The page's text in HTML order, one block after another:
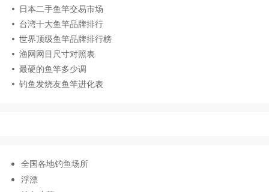
日本二手鱼竿交易市场
台湾十大鱼竿品牌排行
世界顶级鱼竿品牌排行榜
渔网网目尺寸对照表
最硬的鱼竿多少调
钓鱼发烧友鱼竿进化表
全国各地钓鱼场所
浮漂